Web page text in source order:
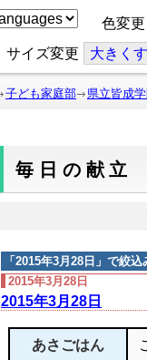
色変更
サイズ変更 大きく
子ども家庭部 県立皆成学
毎日の献立
「 2015年3月28日 」で絞込
2015年3月28日
2015年3月28日
あさごはん